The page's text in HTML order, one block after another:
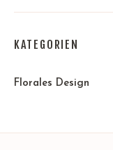
KATEGORIEN
Florales Design